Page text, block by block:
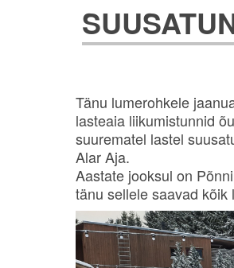
Tänu lumerohkele
lasteaia liikumistunnid
suurematel lastel
Alar Aja.
Aastate jooksul on
tänu sellele saavad